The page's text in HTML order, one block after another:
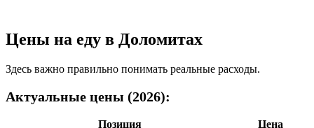
Цены на еду в Доломитах
Здесь важно правильно понимать реальные расходы.
Актуальные цены (2026):
Позиция
Цена